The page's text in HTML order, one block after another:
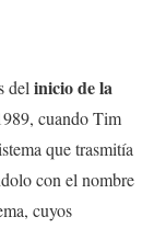
delinicio de la
cuando Tim
que trasmitía
con el nombre
cuyos